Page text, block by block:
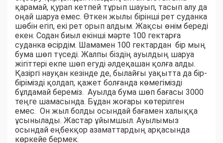
қарамай, қурап кетпей тұрып шауып, тасып алу да
оңай шаруа емес. Өткен жылы бірінші рет суданка
шөбін егіп, екі рет орып алдым. Жақсы өнім береді
екен. Содан биыл екінші мәрте 100 гектарға
суданка өсірдім. Шамамен 100 гектардан бір мың
бума шөп түседі. Жалпы біздің ауылдың шаруа
жігіттері екпе шөп егуді әлдеқашан қолға алды.
Қазіргі науқан кезінде де, былайғы уақытта да бір-
бірімізді қолдап, қажет болғанда көмегімізді
бұлдамай береміз. Ауылда бума шөп бағасы 3000
теңге шамасында. Бұдан жоғары көтерілген
емес. Он жыл болды осындай бағамен халыққа
ұсынылады. Жастар ұйымшыл. Ауылымыз
осындай еңбекқор азаматтардың арқасында
көркейе бермек.